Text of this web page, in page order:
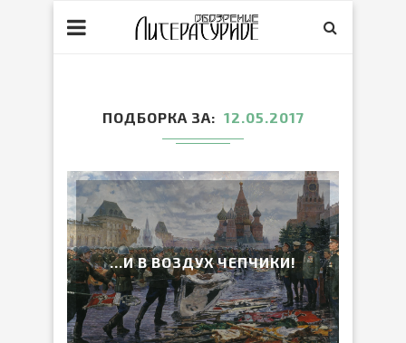
ПОДБОРКА ЗА 12.05.2017
…И В ВОЗДУХ ЧЕПЧИКИ!